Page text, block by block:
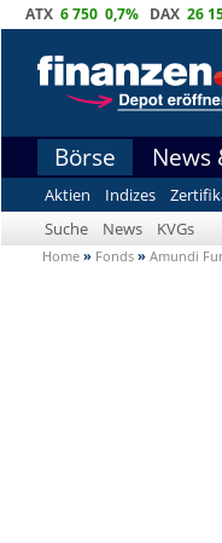
ATX 6 750 0,7% DAX 26
Börse News
Aktien Indizes
Suche
News KVGs
Home » Fonds » Amundi